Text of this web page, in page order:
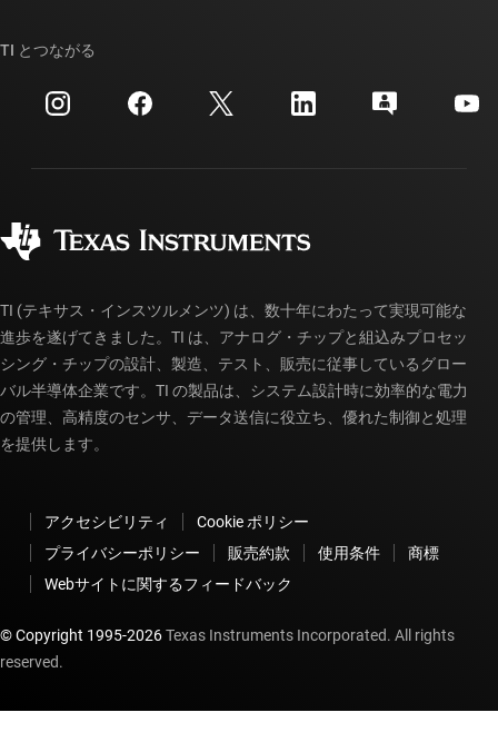
投資家向け情報
製造
クロスリファレンス検索
カスタマー・サポート・センター
myTI アカウントの FAQ
ご注文に関する FAQ
TI とつながる
TI (テキサス・インスツルメンツ) は、数十年にわたって実現可能な
進歩を遂げてきました。TI は、アナログ・チップと組込みプロセッ
シング・チップの設計、製造、テスト、販売に従事しているグロー
バル半導体企業です。TI の製品は、システム設計時に効率的な電力
の管理、高精度のセンサ、データ送信に役立ち、優れた制御と処理
を提供します。
アクセシビリティ
Cookie ポリシー
プライバシーポリシー
販売約款 使用条件
商標
Webサイトに関するフィードバック
© Copyright 1995-2026Texas Instruments Incorporated. All rights
reserved.